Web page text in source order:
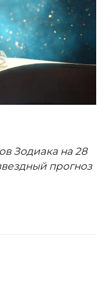
Зодиака на 28
прогноз